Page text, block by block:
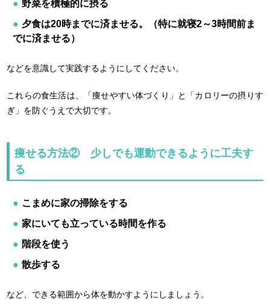
野菜を積極的に摂る
夕食は20時までに済ませる。（特に就寝2～3時間前ま
でに済ませる）
などを意識して実践するようにしてください。
これらの食生活は、「痩せやすい体づくり」と「カロリーの摂りす
ぎ」を防ぐうえで大切です。
痩せる方法② 少しでも運動できるように工夫す
る
こまめに家の掃除をする
家にいても立っている時間を作る
階段を使う
散歩する
など、できる範囲から体を動かすようにしましょう。